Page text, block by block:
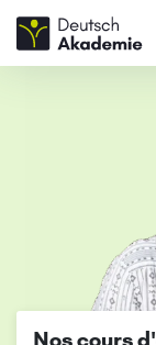
Nos cours